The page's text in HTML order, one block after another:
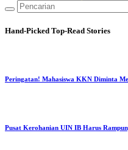
Hand-Picked Top-Read Stories
Peringatan! Mahasiswa KKN Diminta
Pusat Kerohanian UIN IB Harus